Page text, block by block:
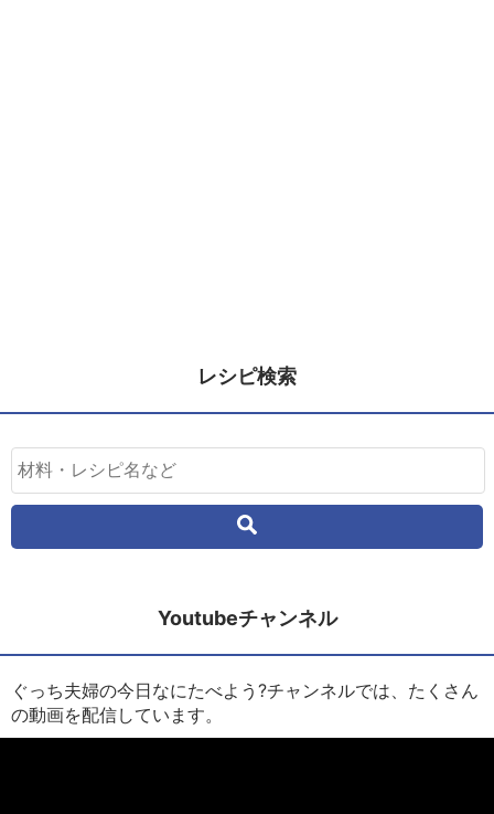
レシピ検索
Youtubeチャンネル
ぐっち夫婦の今日なにたべよう?チャンネルでは、たくさん
の動画を配信しています。